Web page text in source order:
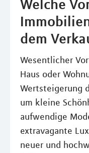
Welche
dem
Wesentlicher
Haus oder
Wertsteigerung
um kleine
aufwendige
extravagante
neuer und